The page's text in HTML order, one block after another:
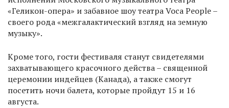
«Геликон-опера» и забавное шоу театра Voca People –
своего рода «межгалактический взгляд на земную
музыку».
Кроме того, гости фестиваля станут свидетелями
захватывающего красочного действа – священной
церемонии индейцев (Канада), а также смогут
посетить ночи балета, которые пройдут 15 и 16
августа.